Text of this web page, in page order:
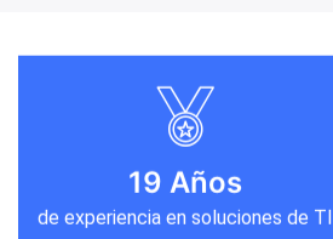
19 Años
de experiencia en soluciones de TI